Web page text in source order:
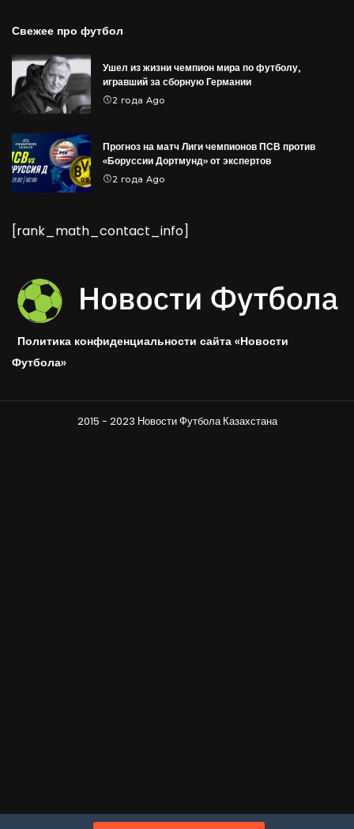
Свежее про футбол
Ушел из жизни чемпион мира по футболу,
игравший за сборную Германии
2 года Ago
Прогноз на матч Лиги чемпионов ПСВ против
«Боруссии Дортмунд» от экспертов
2 года Ago
[rank_math_contact_info]
Политика конфиденциальности сайта «Новости
Футбола»
2015 - 2023 Новости Футбола Казахстана